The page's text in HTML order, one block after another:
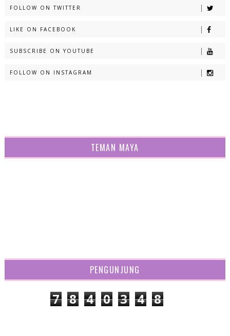
FOLLOW ON TWITTER
LIKE ON FACEBOOK
SUBSCRIBE ON YOUTUBE
FOLLOW ON INSTAGRAM
TEMAN MAYA
PENGUNJUNG
7 8 4 0 3 4 8